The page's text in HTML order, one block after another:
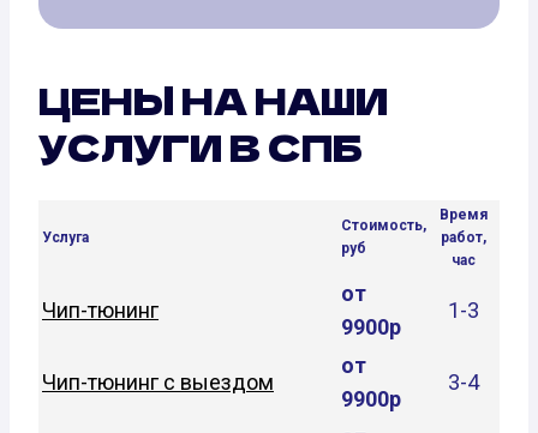
ЦЕНЫ НА НАШИ
УСЛУГИ В СПБ
Услуга
Стоимость,
руб
Время
работ,
час
Чип-тюнинг
от
9900р
1-3
Чип-тюнинг с выездом
от
9900р
3-4